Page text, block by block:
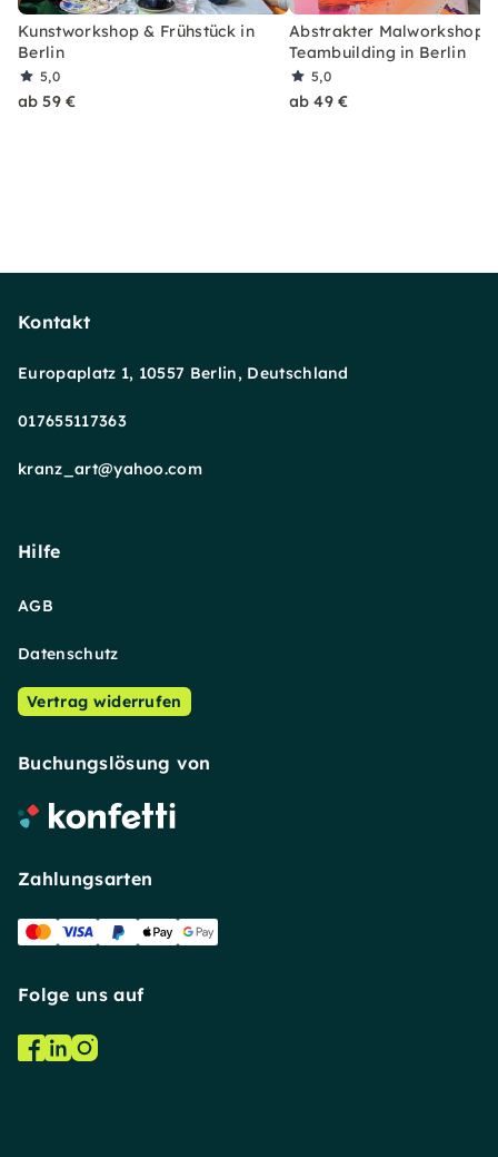
Kunstworkshop & Frühstück in
Berlin
5,0
ab 59 €
Abstrakter Malworkshop
Teambuilding in Berlin
5,0
ab 49 €
Kontakt
Europaplatz 1, 10557 Berlin, Deutschland
017655117363
kranz_art@yahoo.com
Hilfe
AGB
Datenschutz
Vertrag widerrufen
Buchungslösung von
Zahlungsarten
Folge uns auf